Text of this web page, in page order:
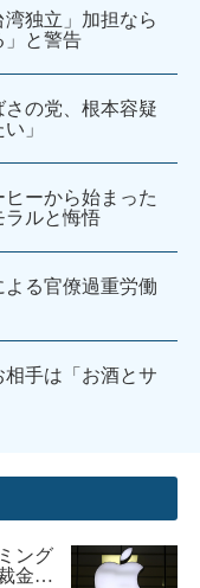
独立」加担なら
」と警告
の党、根本容疑
」
ーから始まった
ルと悔悟
る官僚過重労働
手は「お酒とサ
ング
金に